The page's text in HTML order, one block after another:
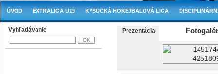
ÚVOD EXTRALIGA U19 KYSUCKÁ HOKEJBALOVÁ LIGA
Vyhľadávanie Prezentácia